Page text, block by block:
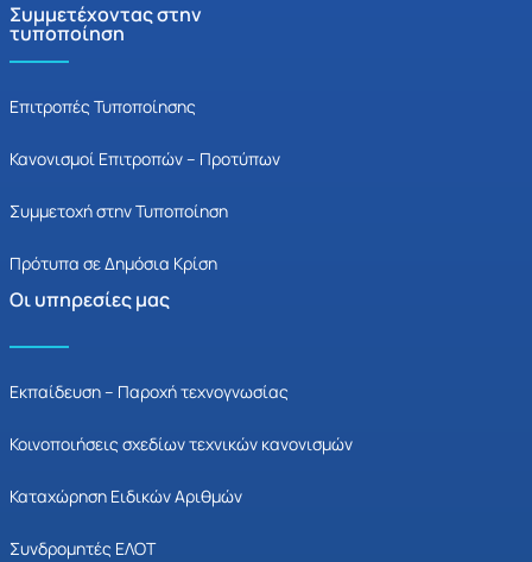
Συμμετέχοντας στην
τυποποίηση
Επιτροπές Τυποποίησης
Κανονισμοί Επιτροπών – Προτύπων
Συμμετοχή στην Τυποποίηση
Πρότυπα σε Δημόσια Κρίση
Οι υπηρεσίες μας
Εκπαίδευση – Παροχή τεχνογνωσίας
Κοινοποιήσεις σχεδίων τεχνικών κανονισμών
Καταχώρηση Ειδικών Αριθμών
Συνδρομητές ΕΛΟΤ